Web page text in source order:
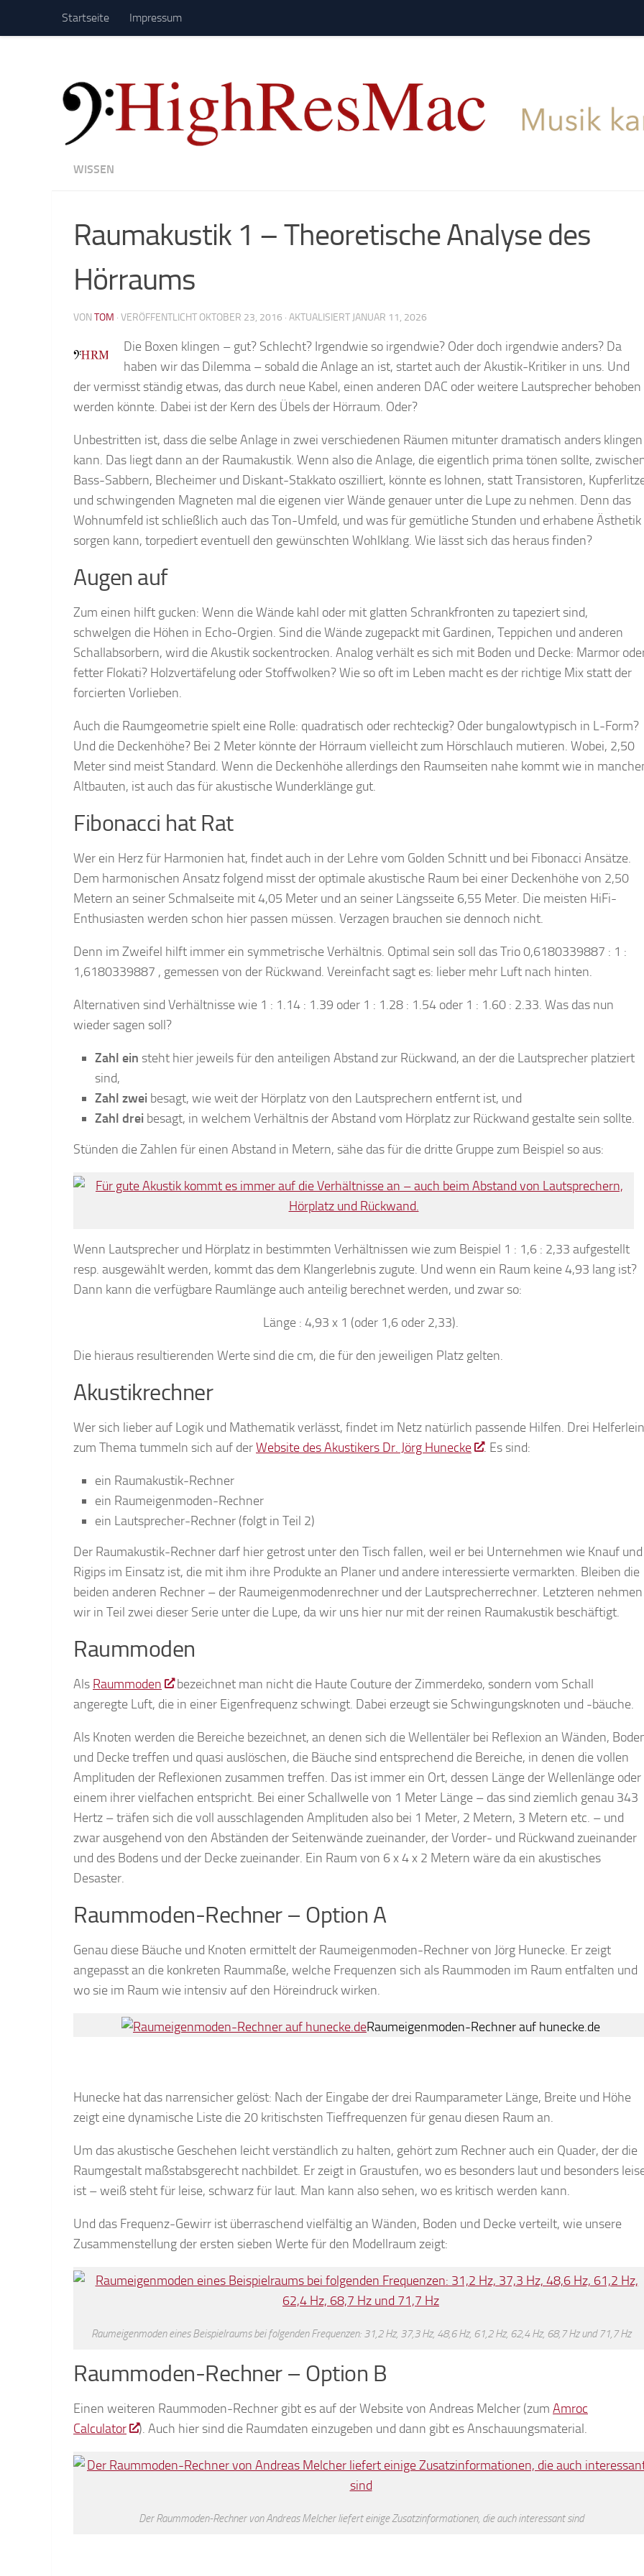
Zum Inhalt springen
Startseite Impressum
WISSEN
Raumakustik 1 – Theoretische Analyse des
Hörraums
VON TOM · VERÖFFENTLICHT OKTOBER 23, 2016 · AKTUALISIERT JANUAR 11, 2026
Die Boxen klingen – gut? Schlecht? Irgendwie so irgendwie? Oder doch irgendwie anders? Da
haben wir das Dilemma – sobald die Anlage an ist, startet auch der Akustik-Kritiker in uns. Und
der vermisst ständig etwas, das durch neue Kabel, einen anderen DAC oder weitere Lautsprecher behoben
werden könnte. Dabei ist der Kern des Übels der Hörraum. Oder?
Unbestritten ist, dass die selbe Anlage in zwei verschiedenen Räumen mitunter dramatisch anders klingen
kann. Das liegt dann an der Raumakustik. Wenn also die Anlage, die eigentlich prima tönen sollte,
Bass-Sabbern, Blecheimer und Diskant-Stakkato oszilliert, könnte es lohnen, statt Transistoren,
und schwingenden Magneten mal die eigenen vier Wände genauer unter die Lupe zu nehmen. Denn das
Wohnumfeld ist schließlich auch das Ton-Umfeld, und was für gemütliche Stunden und erhabene Ästhetik
sorgen kann, torpediert eventuell den gewünschten Wohlklang. Wie lässt sich das heraus finden?
Augen auf
Zum einen hilft gucken: Wenn die Wände kahl oder mit glatten Schrankfronten zu tapeziert sind,
schwelgen die Höhen in Echo-Orgien. Sind die Wände zugepackt mit Gardinen, Teppichen und anderen
Schallabsorbern, wird die Akustik sockentrocken. Analog verhält es sich mit Boden und Decke: Marmor
fetter Flokati? Holzvertäfelung oder Stoffwolken? Wie so oft im Leben macht es der richtige Mix statt der
forcierten Vorlieben.
Auch die Raumgeometrie spielt eine Rolle: quadratisch oder rechteckig? Oder bungalowtypisch in L-Form?
Und die Deckenhöhe? Bei 2 Meter könnte der Hörraum vielleicht zum Hörschlauch mutieren. Wobei, 2,50
Meter sind meist Standard. Wenn die Deckenhöhe allerdings den Raumseiten nahe kommt wie in
Altbauten, ist auch das für akustische Wunderklänge gut.
Fibonacci hat Rat
Wer ein Herz für Harmonien hat, findet auch in der Lehre vom Golden Schnitt und bei Fibonacci Ansätze.
Dem harmonischen Ansatz folgend misst der optimale akustische Raum bei einer Deckenhöhe von 2,50
Metern an seiner Schmalseite mit 4,05 Meter und an seiner Längsseite 6,55 Meter. Die meisten HiFi-
Enthusiasten werden schon hier passen müssen. Verzagen brauchen sie dennoch nicht.
Denn im Zweifel hilft immer ein symmetrische Verhältnis. Optimal sein soll das Trio 0,6180339887 : 1 :
1,6180339887 , gemessen von der Rückwand. Vereinfacht sagt es: lieber mehr Luft nach hinten.
Alternativen sind Verhältnisse wie 1 : 1.14 : 1.39 oder 1 : 1.28 : 1.54 oder 1 : 1.60 : 2.33. Was das nun
wieder sagen soll?
Zahl ein steht hier jeweils für den anteiligen Abstand zur Rückwand, an der die Lautsprecher platziert
sind,
Zahl zwei besagt, wie weit der Hörplatz von den Lautsprechern entfernt ist, und
Zahl drei besagt, in welchem Verhältnis der Abstand vom Hörplatz zur Rückwand gestalte sein sollte.
Stünden die Zahlen für einen Abstand in Metern, sähe das für die dritte Gruppe zum Beispiel so aus:
Wenn Lautsprecher und Hörplatz in bestimmten Verhältnissen wie zum Beispiel 1 : 1,6 : 2,33 aufgestellt
resp. ausgewählt werden, kommt das dem Klangerlebnis zugute. Und wenn ein Raum keine 4,93 lang ist?
Dann kann die verfügbare Raumlänge auch anteilig berechnet werden, und zwar so:
Länge : 4,93 x 1 (oder 1,6 oder 2,33).
Die hieraus resultierenden Werte sind die cm, die für den jeweiligen Platz gelten.
Akustikrechner
Wer sich lieber auf Logik und Mathematik verlässt, findet im Netz natürlich passende Hilfen. Drei Helferlein
zum Thema tummeln sich auf derWebsite des Akustikers Dr. Jörg Hunecke . Es sind:
ein Raumakustik-Rechner
ein Raumeigenmoden-Rechner
ein Lautsprecher-Rechner (folgt in Teil 2)
Der Raumakustik-Rechner darf hier getrost unter den Tisch fallen, weil er bei Unternehmen wie Knauf und
Rigips im Einsatz ist, die mit ihm ihre Produkte an Planer und andere interessierte vermarkten. Bleiben die
beiden anderen Rechner – der Raumeigenmodenrechner und der Lautsprecherrechner. Letzteren nehmen
wir in Teil zwei dieser Serie unter die Lupe, da wir uns hier nur mit der reinen Raumakustik beschäftigt.
Raummoden
Als Raummoden
bezeichnet man nicht die Haute Couture der Zimmerdeko, sondern vom Schall
angeregte Luft, die in einer Eigenfrequenz schwingt. Dabei erzeugt sie Schwingungsknoten und -bäuche.
Als Knoten werden die Bereiche bezeichnet, an denen sich die Wellentäler bei Reflexion an Wänden,
und Decke treffen und quasi auslöschen, die Bäuche sind entsprechend die Bereiche, in denen die vollen
Amplituden der Reflexionen zusammen treffen. Das ist immer ein Ort, dessen Länge der Wellenlänge oder
einem ihrer vielfachen entspricht. Bei einer Schallwelle von 1 Meter Länge – das sind ziemlich genau 343
Hertz – träfen sich die voll ausschlagenden Amplituden also bei 1 Meter, 2 Metern, 3 Metern etc. – und
zwar ausgehend von den Abständen der Seitenwände zueinander, der Vorder- und Rückwand zueinander
und des Bodens und der Decke zueinander. Ein Raum von 6 x 4 x 2 Metern wäre da ein akustisches
Desaster.
Raummoden-Rechner – Option A
Genau diese Bäuche und Knoten ermittelt der Raumeigenmoden-Rechner von Jörg Hunecke. Er zeigt
angepasst an die konkreten Raummaße, welche Frequenzen sich als Raummoden im Raum entfalten und
wo sie im Raum wie intensiv auf den Höreindruck wirken.
Raumeigenmoden-Rechner auf hunecke.de
Hunecke hat das narrensicher gelöst: Nach der Eingabe der drei Raumparameter Länge, Breite und Höhe
zeigt eine dynamische Liste die 20 kritischsten Tieffrequenzen für genau diesen Raum an.
Um das akustische Geschehen leicht verständlich zu halten, gehört zum Rechner auch ein Quader, der die
Raumgestalt maßstabsgerecht nachbildet. Er zeigt in Graustufen, wo es besonders laut und besonders
ist – weiß steht für leise, schwarz für laut. Man kann also sehen, wo es kritisch werden kann.
Und das Frequenz-Gewirr ist überraschend vielfältig an Wänden, Boden und Decke verteilt, wie unsere
Zusammenstellung der ersten sieben Werte für den Modellraum zeigt:
Raumeigenmoden eines Beispielraums bei folgenden Frequenzen: 31,2 Hz, 37,3 Hz, 48,6 Hz, 61,2 Hz, 62,4 Hz, 68,7 Hz und 71,7 Hz
Raummoden-Rechner – Option B
Einen weiteren Raummoden-Rechner gibt es auf der Website von Andreas Melcher (zum Amroc
Calculator
). Auch hier sind die Raumdaten einzugeben und dann gibt es Anschauungsmaterial.
Der Raummoden-Rechner von Andreas Melcher liefert einige Zusatzinformationen, die auch interessant sind